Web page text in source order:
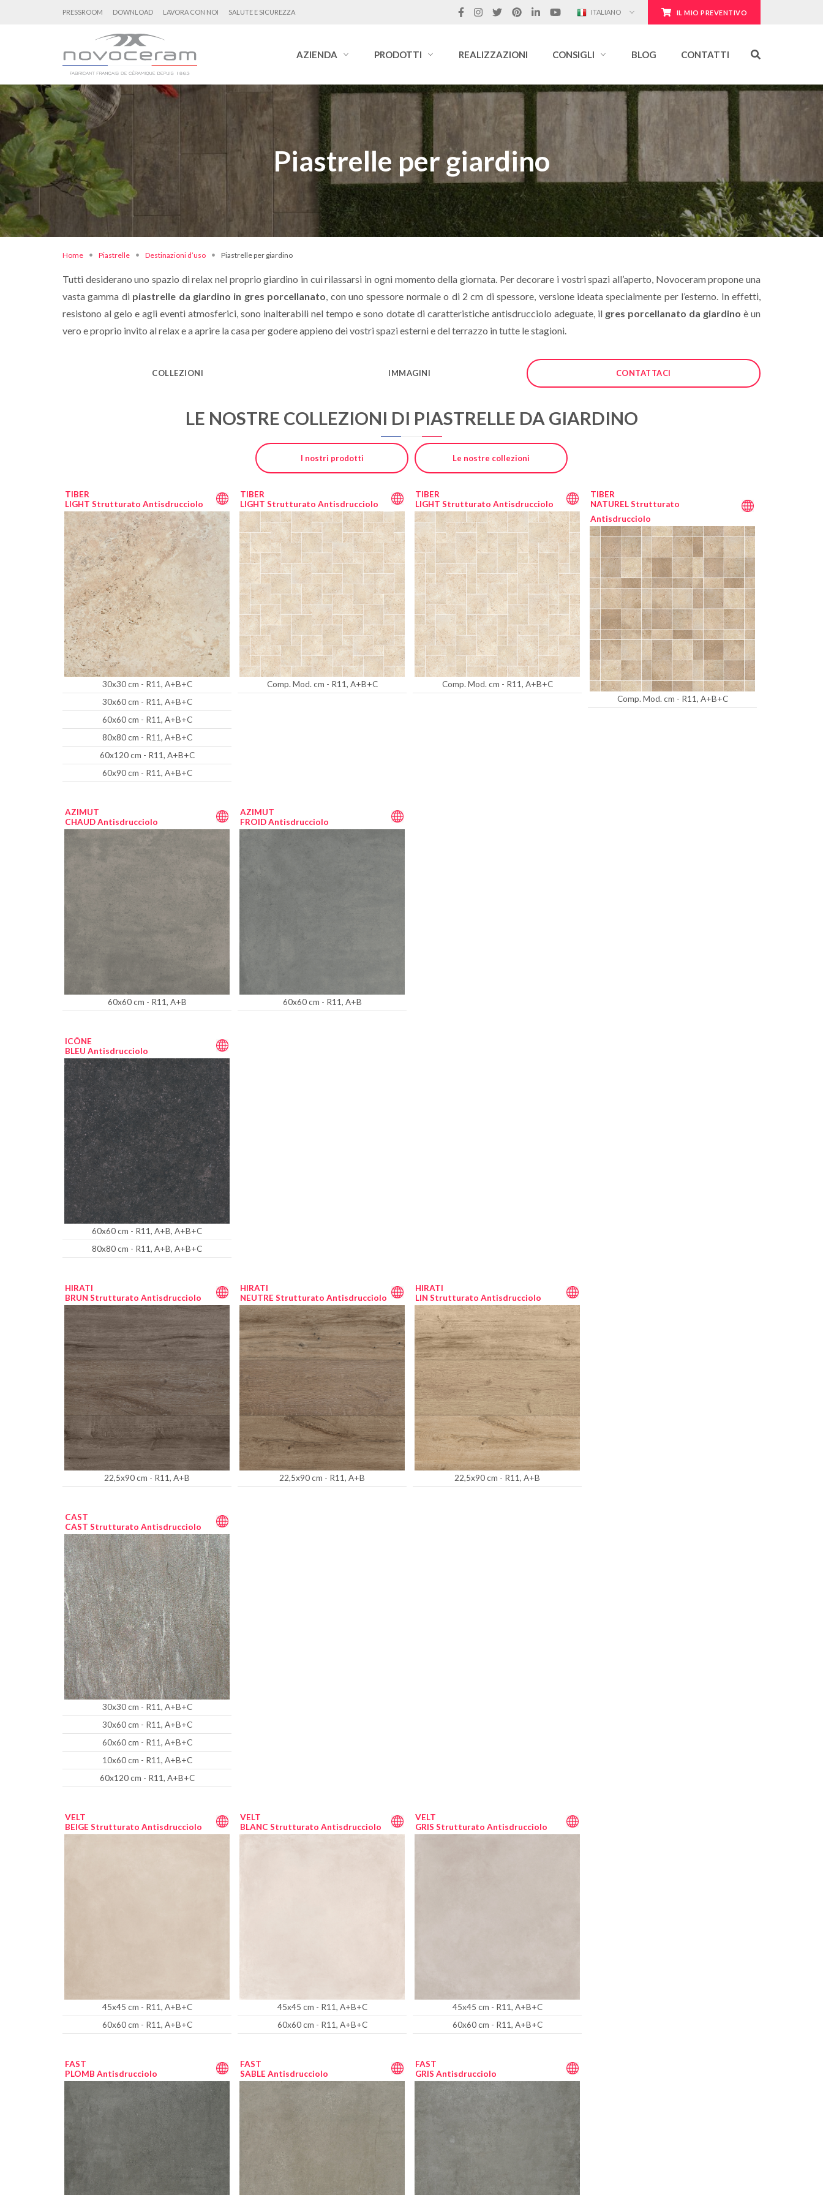
PRESSROOM DOWNLOAD LAVORA CON NOI SALUTE E SICUREZZA ITALIANO IL MIO PREVENTIVO
AZIENDA PRODOTTI REALIZZAZIONI CONSIGLI BLOG CONTATTI
Piastrelle per giardino
Home Piastrelle Destinazioni d’uso Piastrelle per giardino
Tutti desiderano uno spazio di relax nel proprio giardino in cui rilassarsi in ogni momento della giornata. Per decorare i vostri spazi all’aperto, Novoceram propone una
vasta gamma di piastrelle da giardino in gres porcellanato, con uno spessore normale o di 2 cm di spessore, versione ideata specialmente per l’esterno. In effetti,
resistono al gelo e agli eventi atmosferici, sono inalterabili nel tempo e sono dotate di caratteristiche antisdrucciolo adeguate, il gres porcellanato da giardino è un
vero e proprio invito al relax e a aprire la casa per godere appieno dei vostri spazi esterni e del terrazzo in tutte le stagioni.
COLLEZIONI IMMAGINI CONTATTACI
LE NOSTRE COLLEZIONI DI PIASTRELLE DA GIARDINO
I nostri prodotti Le nostre collezioni
TIBER
LIGHT Strutturato Antisdrucciolo
30x30 cm - R11, A+B+C
30x60 cm - R11, A+B+C
60x60 cm - R11, A+B+C
80x80 cm - R11, A+B+C
60x120 cm - R11, A+B+C
60x90 cm - R11, A+B+C
TIBER
LIGHT Strutturato Antisdrucciolo
Comp. Mod. cm - R11, A+B+C
TIBER
LIGHT Strutturato Antisdrucciolo
Comp. Mod. cm - R11, A+B+C
TIBER
NATUREL Strutturato
Antisdrucciolo
Comp. Mod. cm - R11, A+B+C
AZIMUT
CHAUD Antisdrucciolo
60x60 cm - R11, A+B
AZIMUT
FROID Antisdrucciolo
60x60 cm - R11, A+B
ICÔNE
BLEU Antisdrucciolo
60x60 cm - R11, A+B, A+B+C
80x80 cm - R11, A+B, A+B+C
HIRATI
BRUN Strutturato Antisdrucciolo
22,5x90 cm - R11, A+B
HIRATI
NEUTRE Strutturato Antisdrucciolo
22,5x90 cm - R11, A+B
HIRATI
LIN Strutturato Antisdrucciolo
22,5x90 cm - R11, A+B
CAST
CAST Strutturato Antisdrucciolo
30x30 cm - R11, A+B+C
30x60 cm - R11, A+B+C
60x60 cm - R11, A+B+C
10x60 cm - R11, A+B+C
60x120 cm - R11, A+B+C
VELT
BEIGE Strutturato Antisdrucciolo
45x45 cm - R11, A+B+C
60x60 cm - R11, A+B+C
VELT
BLANC Strutturato Antisdrucciolo
45x45 cm - R11, A+B+C
60x60 cm - R11, A+B+C
VELT
GRIS Strutturato Antisdrucciolo
45x45 cm - R11, A+B+C
60x60 cm - R11, A+B+C
FAST
PLOMB Antisdrucciolo
FAST
SABLE Antisdrucciolo
FAST
GRIS Antisdrucciolo